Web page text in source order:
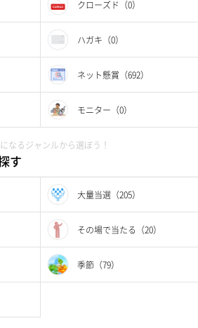
クローズド（0）
ハガキ（0）
ネット懸賞（692）
モニター（0）
なるジャンルから選ぼう！
す
大量当選（205）
その場で当たる（20）
季節（79）